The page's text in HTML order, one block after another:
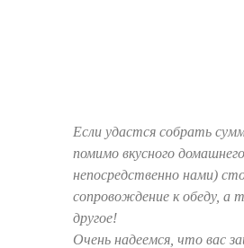
Если удастся собрать
помимо вкусного
непосредственно нами)
сопровождение к обеду,
другое!
Очень надеемся, что вас